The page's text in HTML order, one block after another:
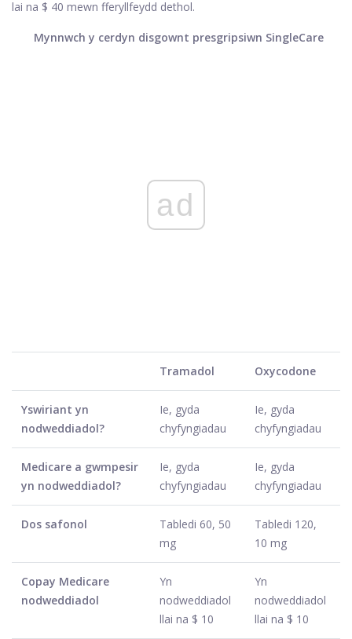
lai na $ 40 mewn fferyllfeydd dethol.
Mynnwch y cerdyn disgownt presgripsiwn SingleCare
ad
Tramadol Oxycodone
Yswiriant yn
nodweddiadol?
Ie, gyda
chyfyngiadau
Ie, gyda
chyfyngiadau
Medicare a gwmpesir
yn nodweddiadol?
Ie, gyda
chyfyngiadau
Ie, gyda
chyfyngiadau
Dos safonol
Tabledi 60, 50
mg
Tabledi 120,
10 mg
Copay Medicare
nodweddiadol
Yn
nodweddiadol
llai na $ 10
Yn
nodweddiadol
llai na $ 10